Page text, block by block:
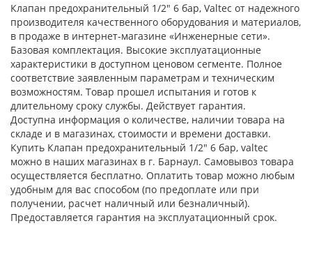
Клапан предохранительный 1/2" 6 бар, Valtec от надежного
производителя качественного оборудования и материалов,
в продаже в интернет-магазине «Инженерные сети».
Базовая комплектация. Высокие эксплуатационные
характеристики в доступном ценовом сегменте. Полное
соответствие заявленным параметрам и техническим
возможностям. Товар прошел испытания и готов к
длительному сроку службы. Действует гарантия.
Доступна информация о количестве, наличии товара на
складе и в магазинах, стоимости и времени доставки.
Купить Клапан предохранительный 1/2" 6 бар, valtec
можно в наших магазинах в г. Барнаул. Самовывоз товара
осуществляется бесплатно. Оплатить товар можно любым
удобным для вас способом (по предоплате или при
получении, расчет наличный или безналичный).
Предоставляется гарантия на эксплуатационный срок.